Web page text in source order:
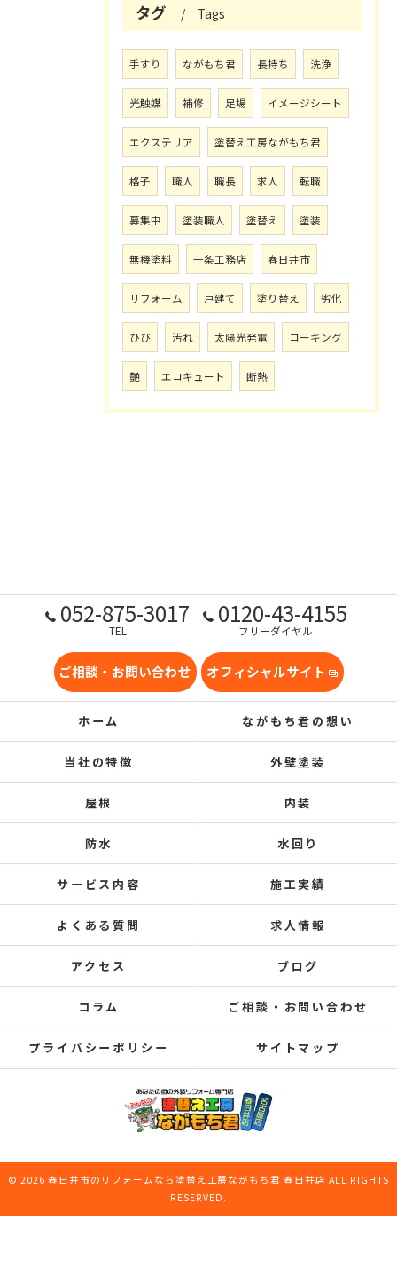
タグ Tags
手すり ながもち君 長持ち 洗浄
光触媒 補修 足場 イメージシート
エクステリア 塗替え工房ながもち君
格子 職人 職長 求人 転職
募集中 塗装職人 塗替え 塗装
無機塗料 一条工務店 春日井市
リフォーム 戸建て 塗り替え 劣化
ひび 汚れ 太陽光発電 コーキング
艶 エコキュート 断熱
052-875-3017
TEL
0120-43-4155
フリーダイヤル
ご相談・お問い合わせ オフィシャルサイト
ホーム ながもち君の想い
当社の特徴 外壁塗装
屋根 内装
防水 水回り
サービス内容 施工実績
よくある質問 求人情報
アクセス ブログ
コラム ご相談・お問い合わせ
プライバシーポリシー サイトマップ
© 2026 春日井市のリフォームなら塗替え工房ながもち君 春日井店 ALL RIGHTS
RESERVED.